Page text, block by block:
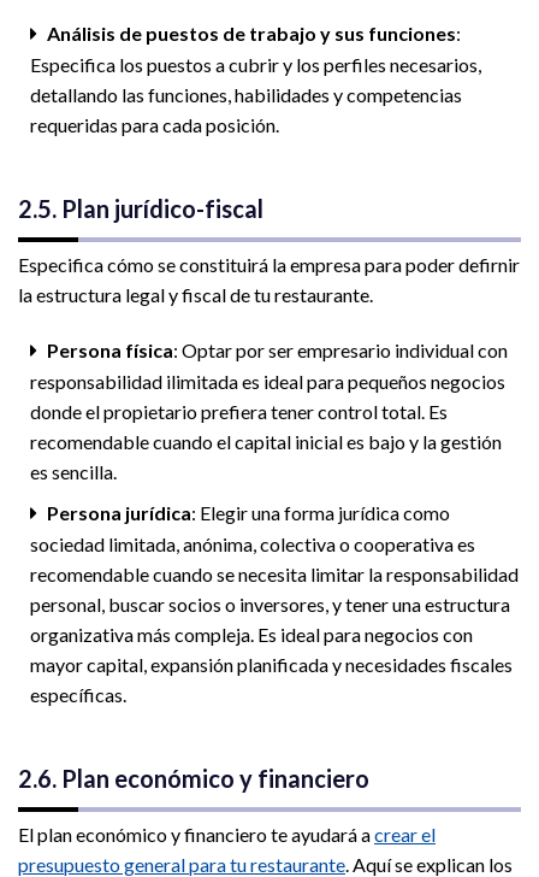
Análisis de puestos de trabajo y sus funciones:
Especifica los puestos a cubrir y los perfiles necesarios,
detallando las funciones, habilidades y competencias
requeridas para cada posición.
2.5. Plan jurídico-fiscal
Especifica cómo se constituirá la empresa para poder defirnir
la estructura legal y fiscal de tu restaurante.
Persona física: Optar por ser empresario individual con
responsabilidad ilimitada es ideal para pequeños negocios
donde el propietario prefiera tener control total. Es
recomendable cuando el capital inicial es bajo y la gestión
es sencilla.
Persona jurídica: Elegir una forma jurídica como
sociedad limitada, anónima, colectiva o cooperativa es
recomendable cuando se necesita limitar la responsabilidad
personal, buscar socios o inversores, y tener una estructura
organizativa más compleja. Es ideal para negocios con
mayor capital, expansión planificada y necesidades fiscales
específicas.
2.6. Plan económico y financiero
El plan económico y financiero te ayudará acrear el
presupuesto general para tu restaurante. Aquí se explican los